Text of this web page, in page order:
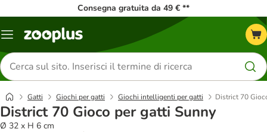
Consegna gratuita da 49 € **
Overview
Cerca
prodotti
Gatti Giochi per gatti Giochi intelligenti per gatti District 70
District 70 Gioco per gatti Sunny
Ø 32 x H 6 cm